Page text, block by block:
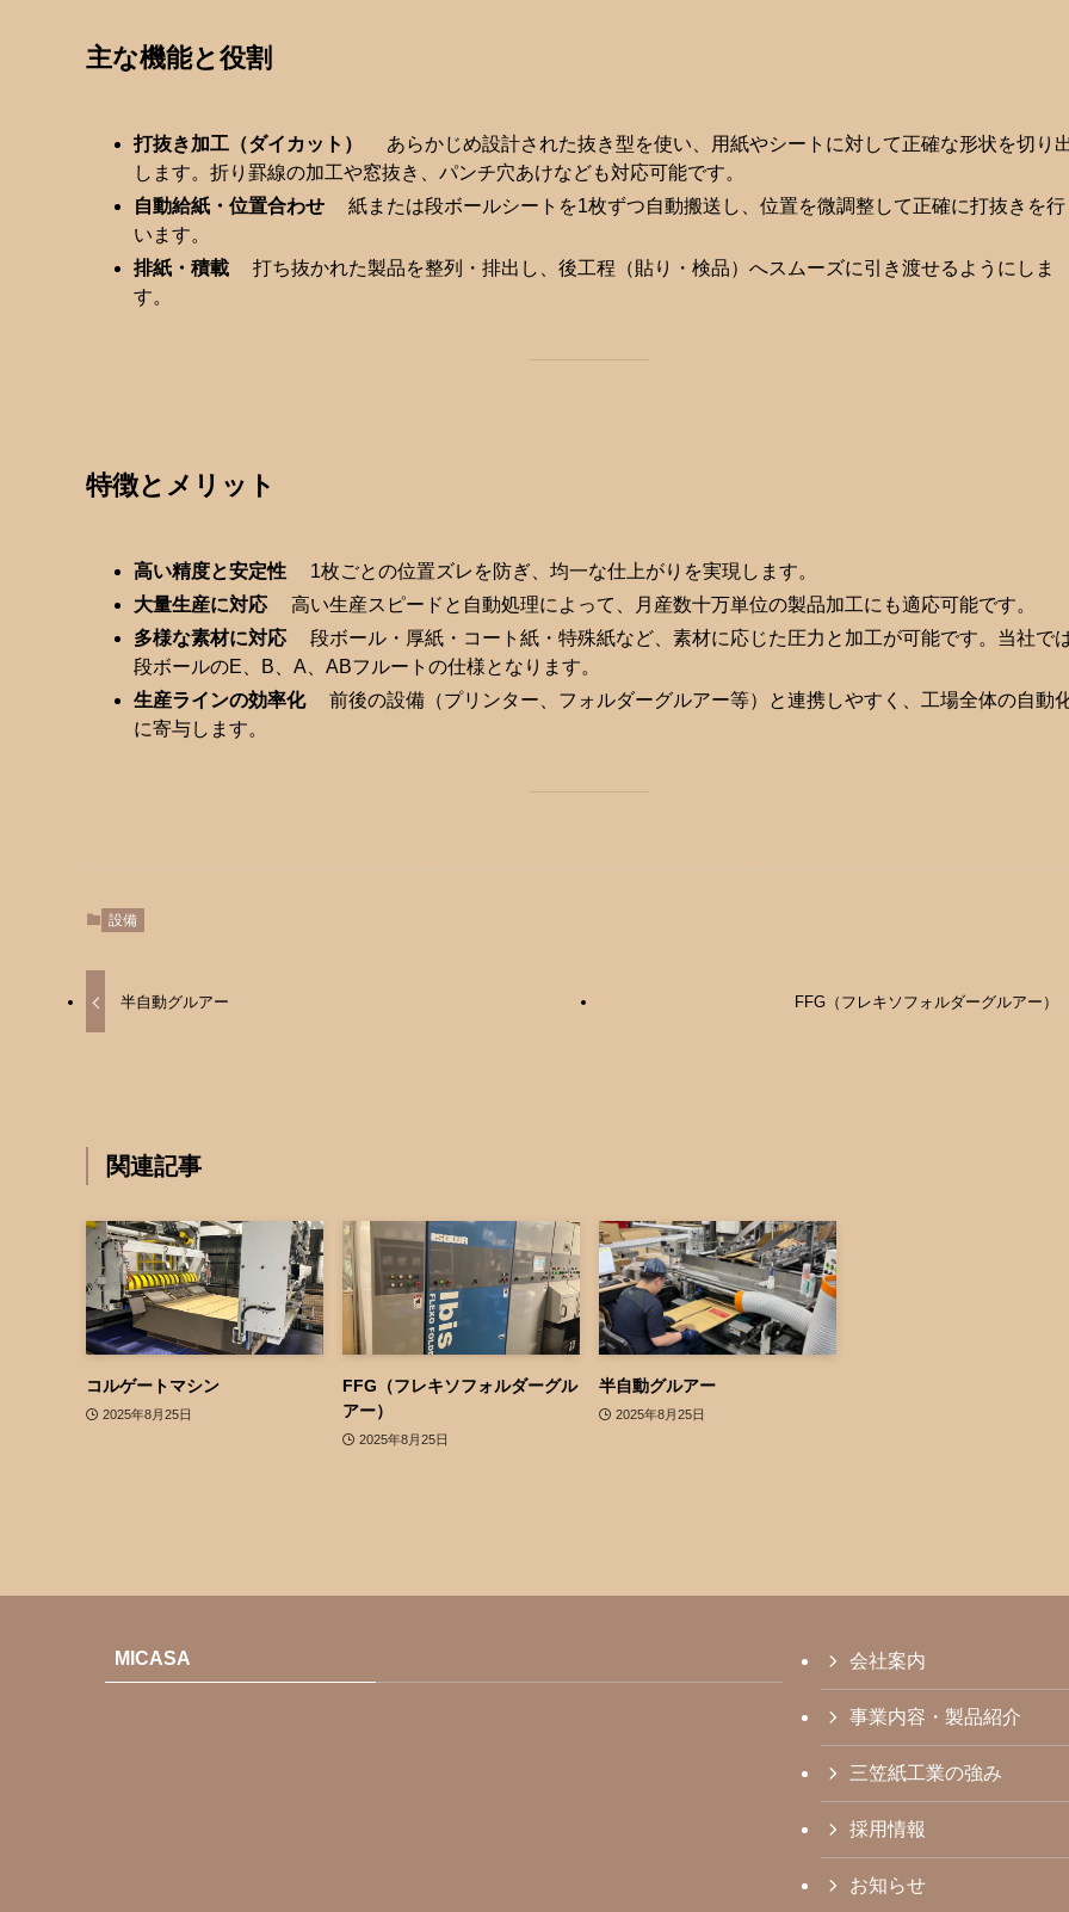
主な機能と役割
打抜き加工（ダイカット）
あらかじめ設計された抜き型を使い、用紙やシートに対して正確な形状を切り
します。折り罫線の加工や窓抜き、パンチ穴あけなども対応可能です。
自動給紙・位置合わせ 紙または段ボールシートを1枚ずつ自動搬送し、位置を微調整して正確に打抜きを行
います。
排紙・積載 打ち抜かれた製品を整列・排出し、後工程（貼り・検品）へスムーズに引き渡せるようにしま
す。
特徴とメリット
高い精度と安定性 1枚ごとの位置ズレを防ぎ、均一な仕上がりを実現します。
大量生産に対応 高い生産スピードと自動処理によって、月産数十万単位の製品加工にも適応可能です。
多様な素材に対応 段ボール・厚紙・コート紙・特殊紙など、素材に応じた圧力と加工が可能です。当社で
段ボールのE、B、A、ABフルートの仕様となります。
生産ラインの効率化前後の設備（プリンター、フォルダーグルアー等）と連携しやすく、工場全体の自動
に寄与します。
設備
半自動グルアー FFG（フレキソフォルダーグルアー）
関連記事
コルゲートマシン
2025年8月25日
FFG（フレキソフォルダーグル
アー）
2025年8月25日
半自動グルアー
2025年8月25日
MICASA 会社案内
事業内容・製品紹介
三笠紙工業の強み
採用情報
お知らせ